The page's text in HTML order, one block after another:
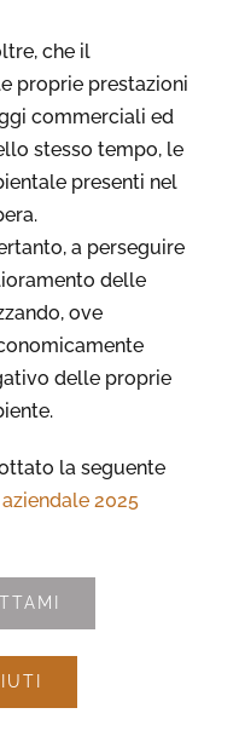
che il
proprie prestazioni
commerciali ed
stesso tempo, le
presenti nel
a perseguire
delle
ove
delle proprie
la seguente
2025